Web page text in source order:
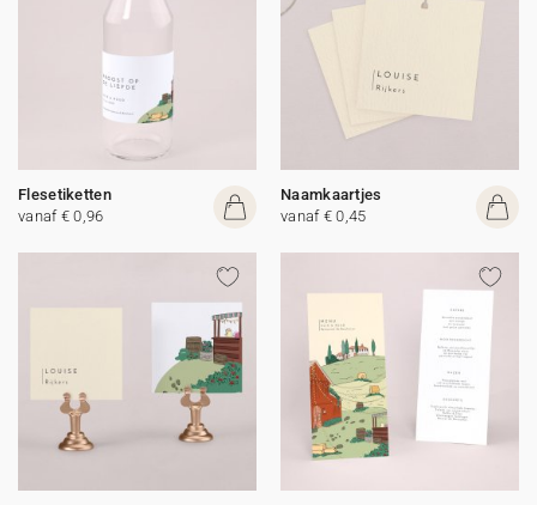
Flesetiketten
vanaf € 0,96
Naamkaartjes
vanaf € 0,45